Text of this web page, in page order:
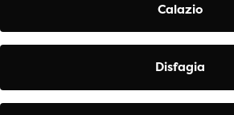
Calazio
Disfagia